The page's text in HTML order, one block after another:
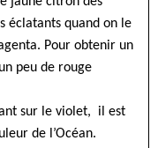
éclatants quand on le
Pour obtenir un
peu de rouge
sur le violet, il est
de l’Océan.